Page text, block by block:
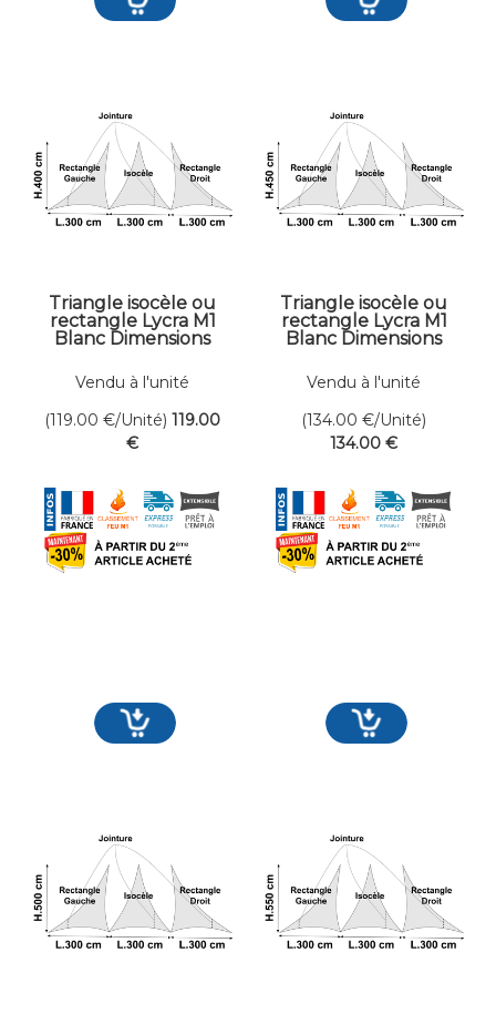
Triangle isocèle ou
rectangle Lycra M1
Blanc Dimensions
Vendu à l'unité
(119.00 €/Unité) 119.00
€
Triangle isocèle ou
rectangle Lycra M1
Blanc Dimensions
Vendu à l'unité
(134.00 €/Unité)
134.00 €